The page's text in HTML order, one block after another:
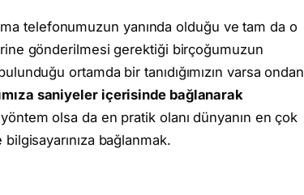
telefonumuzun yanında olduğu ve tam da o
gönderilmesi gerektiği birçoğumuzun
ortamda bir tanıdığımızın varsa ondan
saniyeler içerisinde bağlanarak
olsa da en pratik olanı dünyanın en çok
bilgisayarınıza bağlanmak.